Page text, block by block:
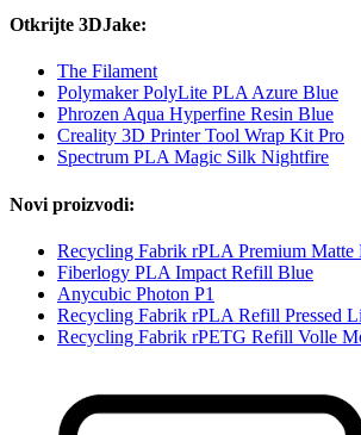
Otkrijte 3DJake:
The Filament
Polymaker PolyLite PLA Azure Blue
Phrozen Aqua Hyperfine Resin Blue
Creality 3D Printer Tool Wrap Kit Pro
Spectrum PLA Magic Silk Nightfire
Novi proizvodi:
Recycling Fabrik rPLA Premium Matte
Fiberlogy PLA Impact Refill Blue
Anycubic Photon P1
Recycling Fabrik rPLA Refill Pressed
Recycling Fabrik rPETG Refill Volle